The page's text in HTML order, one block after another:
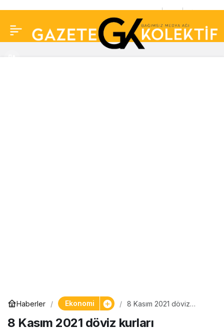
Haberler Ekonomi
8 Kasım 2021 döviz
8 Kasım 2021 döviz kurları
maaşını Bitcoin ile